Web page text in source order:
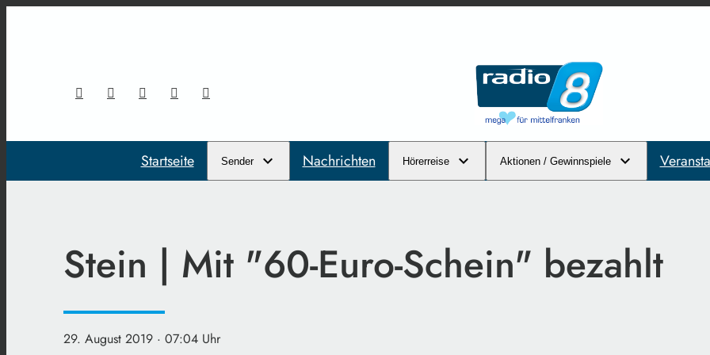
Startseite Sender Nachrichten Hörerreise Aktionen / Gewinnspiele
Stein | Mit "60-Euro-Schein" bezahlt
29. August 2019 · 07:04 Uhr